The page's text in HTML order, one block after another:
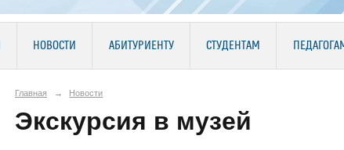
НОВОСТИ АБИТУРИЕНТУ СТУДЕНТАМ
Главная → Новости
Экскурсия в музей